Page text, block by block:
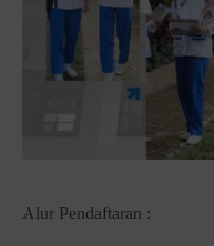
Alur Pendaftaran :